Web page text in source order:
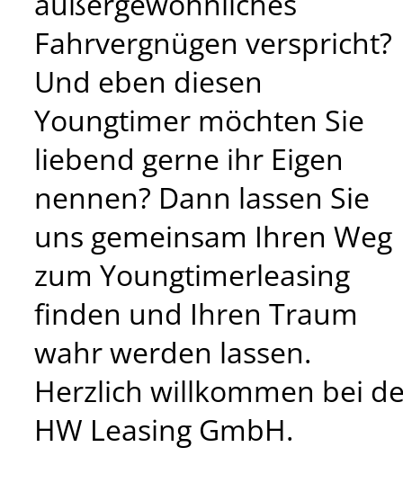
Fahrvergnügen verspricht?
Und eben diesen
Youngtimer möchten Sie
liebend gerne ihr Eigen
nennen? Dann lassen Sie
uns gemeinsam Ihren Weg
zum Youngtimerleasing
finden und Ihren Traum
wahr werden lassen.
Herzlich willkommen bei
HW Leasing GmbH.